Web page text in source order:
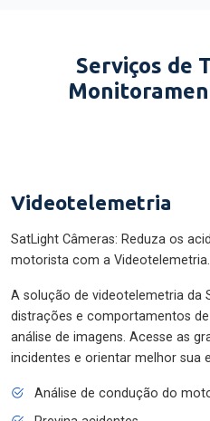
Serviços de
Videotelemetria
SatLight Câmeras: Reduza os
motorista com a Videotelemetria.
A solução de videotelemetria da
distrações e comportamentos
análise de imagens. Acesse as
incidentes e orientar melhor sua
Análise de condução do